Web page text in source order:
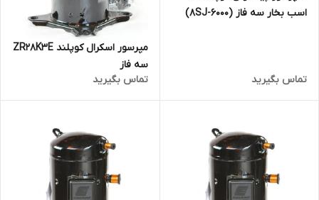
اسب بخار سه فاز (8SJ-6000)
تماس بگیرید
مپرسور اسکرال کوپلند ZR28K3E
سه فاز
تماس بگیرید